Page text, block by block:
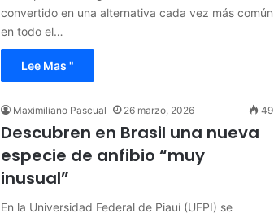
convertido en una alternativa cada vez más común
en todo el…
Lee Mas "
Maximiliano Pascual 26 marzo, 2026 49
Descubren en Brasil una nueva
especie de anfibio “muy
inusual”
En la Universidad Federal de Piauí (UFPI) se